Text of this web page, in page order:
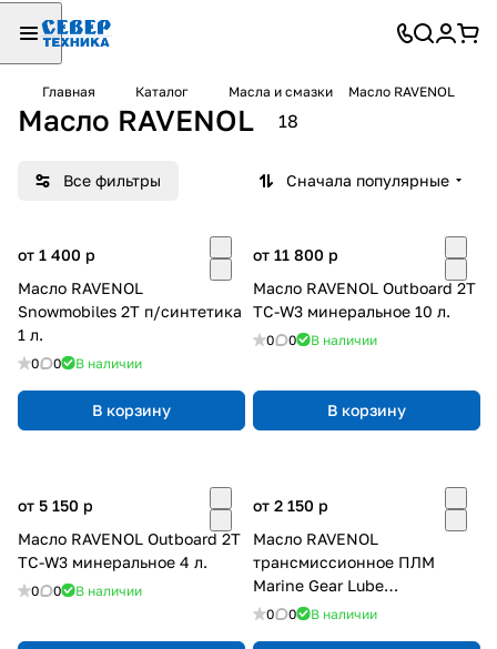
Главная Каталог Масла и смазки Масло RAVENOL
Масло RAVENOL 18
Все фильтры Сначала популярные
от 1 400 p
Масло RAVENOL
Snowmobiles 2T п/синтетика
1 л.
0 0 В наличии
В корзину
от 11 800 p
Масло RAVENOL Outboard 2T
TC-W3 минеральное 10 л.
0 0 В наличии
В корзину
от 5 150 p
Масло RAVENOL Outboard 2T
TC-W3 минеральное 4 л.
0 0 В наличии
от 2 150 p
Масло RAVENOL
трансмиссионное ПЛМ
Marine Gear Lube
минеральное 1 л.
0 0 В наличии